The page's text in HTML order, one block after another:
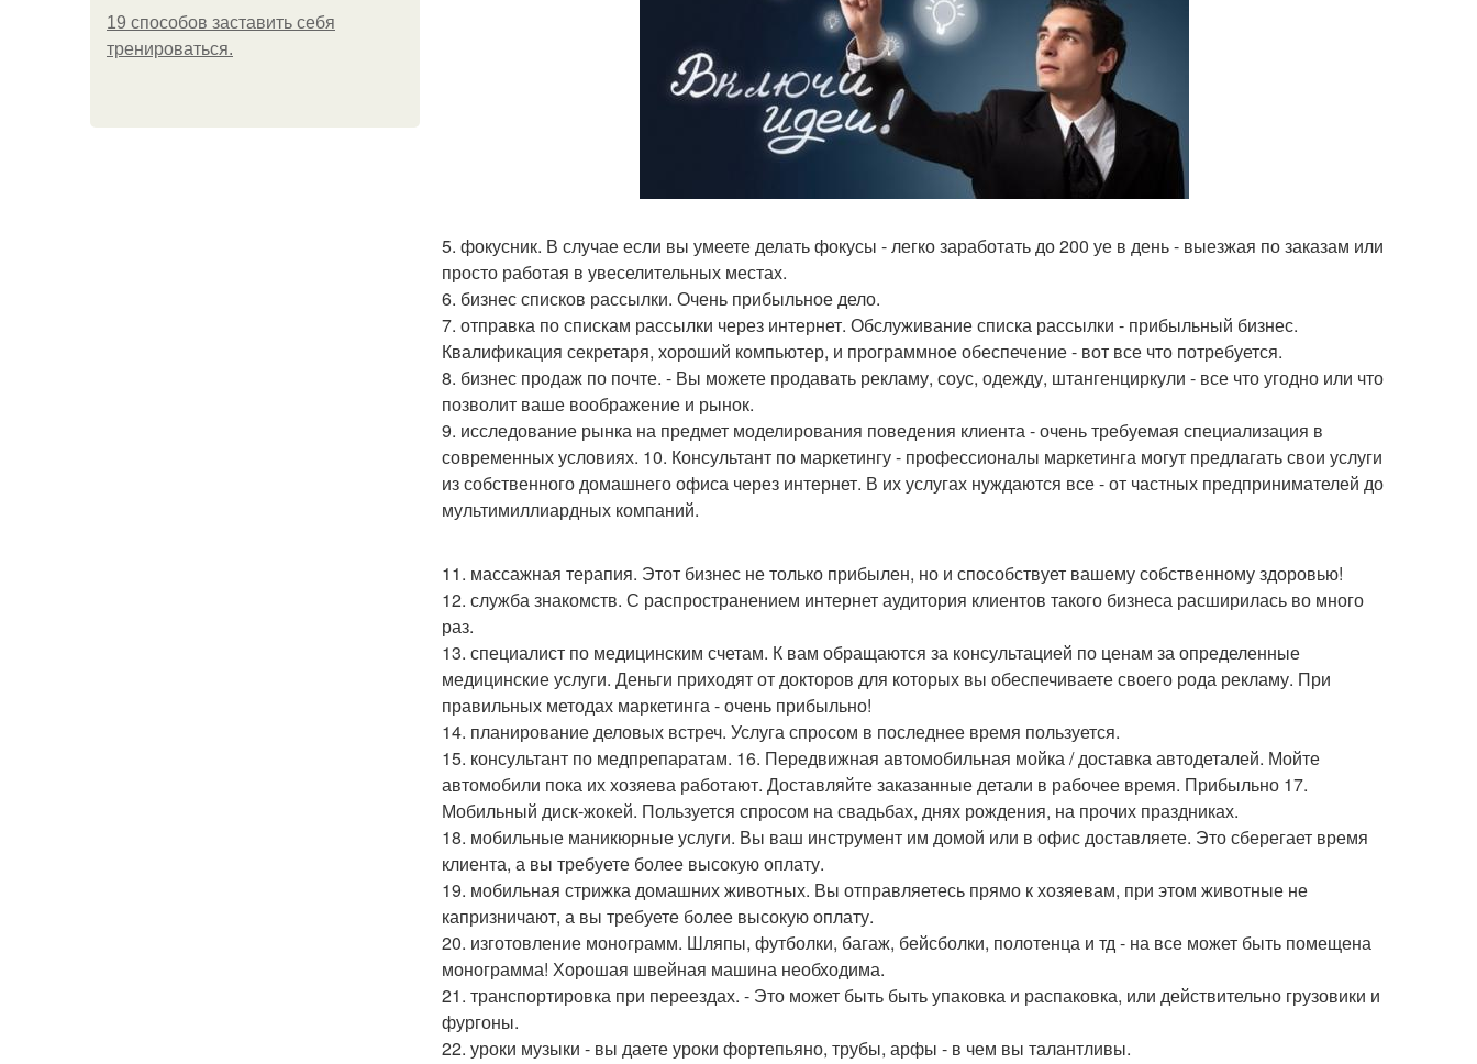
19 способов заставить себя
тренироваться.
5. фокусник. В случае если вы умеете делать фокусы - легко заработать до 200 уе в день - выезжая по заказам или
просто работая в увеселительных местах.
6. бизнес списков рассылки. Очень прибыльное дело.
7. отправка по спискам рассылки через интернет. Обслуживание списка рассылки - прибыльный бизнес.
Квалификация секретаря, хороший компьютер, и программное обеспечение - вот все что потребуется.
8. бизнес продаж по почте. - Вы можете продавать рекламу, соус, одежду, штангенциркули - все что угодно или что
позволит ваше воображение и рынок.
9. исследование рынка на предмет моделирования поведения клиента - очень требуемая специализация в
современных условиях. 10. Консультант по маркетингу - профессионалы маркетинга могут предлагать свои услуги
из собственного домашнего офиса через интернет. В их услугах нуждаются все - от частных предпринимателей до
мультимиллиардных компаний.
11. массажная терапия. Этот бизнес не только прибылен, но и способствует вашему собственному здоровью!
12. служба знакомств. С распространением интернет аудитория клиентов такого бизнеса расширилась во много
раз.
13. специалист по медицинским счетам. К вам обращаются за консультацией по ценам за определенные
медицинские услуги. Деньги приходят от докторов для которых вы обеспечиваете своего рода рекламу. При
правильных методах маркетинга - очень прибыльно!
14. планирование деловых встреч. Услуга спросом в последнее время пользуется.
15. консультант по медпрепаратам. 16. Передвижная автомобильная мойка / доставка автодеталей. Мойте
автомобили пока их хозяева работают. Доставляйте заказанные детали в рабочее время. Прибыльно 17.
Мобильный диск-жокей. Пользуется спросом на свадьбах, днях рождения, на прочих праздниках.
18. мобильные маникюрные услуги. Вы ваш инструмент им домой или в офис доставляете. Это сберегает время
клиента, а вы требуете более высокую оплату.
19. мобильная стрижка домашних животных. Вы отправляетесь прямо к хозяевам, при этом животные не
капризничают, а вы требуете более высокую оплату.
20. изготовление монограмм. Шляпы, футболки, багаж, бейсболки, полотенца и тд - на все может быть помещена
монограмма! Хорошая швейная машина необходима.
21. транспортировка при переездах. - Это может быть быть упаковка и распаковка, или действительно грузовики и
фургоны.
22. уроки музыки - вы даете уроки фортепьяно, трубы, арфы - в чем вы талантливы.